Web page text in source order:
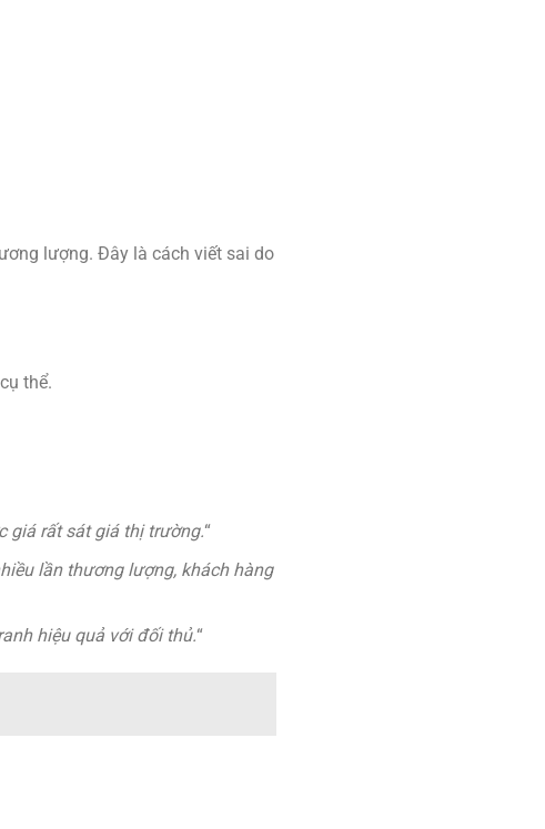
lượng. Đây là cách viết sai do
thể.
giá rất sát giá thị trường.“
lần thương lượng, khách hàng
hiệu quả với đối thủ.“